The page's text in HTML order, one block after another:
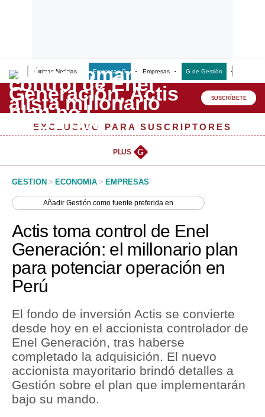
Últimas Noticias Empresas G Empresas G de Gestión
Lo último
Peru Quiosco
Management & Empleo
Perú
Política
Tu Dinero
Finanzas Personales
Inmobiliarias
Plus G
Opinión
Editorial
SUSCRÍBETE
EXCLUSIVO PARA SUSCRIPTORES
PLUS G
GESTION > ECONOMIA > EMPRESAS
AñadirGestión como fuente preferida en
Actis toma control de Enel
Generación: el millonario plan
para potenciar operación en
Perú
El fondo de inversión Actis se convierte
desde hoy en el accionista controlador de
Enel Generación, tras haberse
completado la adquisición. El nuevo
accionista mayoritario brindó detalles a
Gestión sobre el plan que implementarán
bajo su mando.